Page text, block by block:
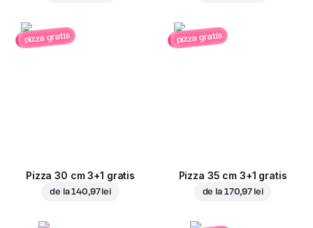
pizza gratis
Pizza 30 cm 3+1 gratis
de la140,97 lei
pizza gratis
Pizza 35 cm 3+1 gratis
de la 170,97 lei